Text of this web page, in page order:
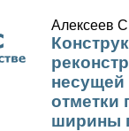
Алексеев
несущей
отметки
ширины